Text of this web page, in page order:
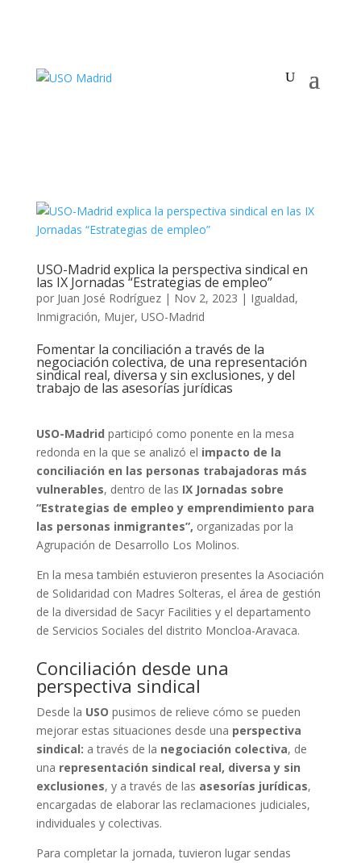
USO-Madrid explica la perspectiva sindical en
las IX Jornadas “Estrategias de empleo”
por Juan José Rodríguez| Nov 2, 2023 | Igualdad,
Inmigración, Mujer, USO-Madrid
Fomentar la conciliación a través de la
negociación colectiva, de una representación
sindical real, diversa y sin exclusiones, y del
trabajo de las asesorías jurídicas
USO-Madrid participó como ponente en la mesa
redonda en la que se analizó el impacto de la
conciliación en las personas trabajadoras más
vulnerables, dentro de las IX Jornadas sobre
“Estrategias de empleo y emprendimiento para
las personas inmigrantes”, organizadas por la
Agrupación de Desarrollo Los Molinos.
En la mesa también estuvieron presentes la Asociación
de Solidaridad con Madres Solteras, el área de gestión
de la diversidad de Sacyr Facilities y el departamento
de Servicios Sociales del distrito Moncloa-Aravaca.
Conciliación desde una
perspectiva sindical
Desde la USO pusimos de relieve cómo se pueden
mejorar estas situaciones desde una perspectiva
sindical: a través de la negociación colectiva, de
una representación sindical real, diversa y sin
exclusiones, y a través de las asesorías jurídicas,
encargadas de elaborar las reclamaciones judiciales,
individuales y colectivas.
Para completar la jornada, tuvieron lugar sendas